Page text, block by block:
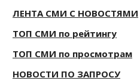
ЛЕНТА СМИ С НОВОСТЯМИ
ТОП СМИ по рейтингу
ТОП СМИ по просмотрам
НОВОСТИ ПО ЗАПРОСУ